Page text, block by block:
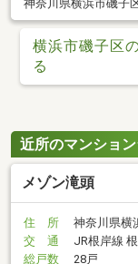
神奈川県横浜市磯子
横浜市磯子区
る
近所のマンショ
メゾン滝頭
住 所
神奈川県横
交 通
JR根岸線
総戸数
28戸